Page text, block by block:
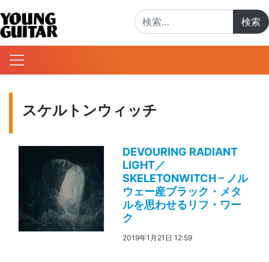
スケルトンウィッチ
DEVOURING RADIANT
LIGHT／
SKELETONWITCH – ノル
ウェー産ブラック・メタ
ルを思わせるリフ・ワー
ク
2019年1月21日 12:59